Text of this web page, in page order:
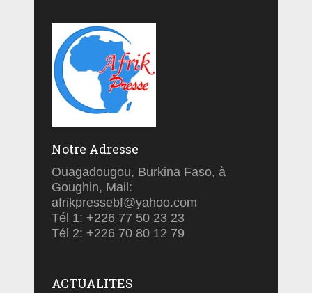
Notre Adresse
Ouagadougou, Burkina Faso, à
Goughin, Mail:
afrikpressebf@yahoo.com
Tél 1: +226 77 50 23 23
Tél 2: +226 70 80 12 79
ACTUALITES